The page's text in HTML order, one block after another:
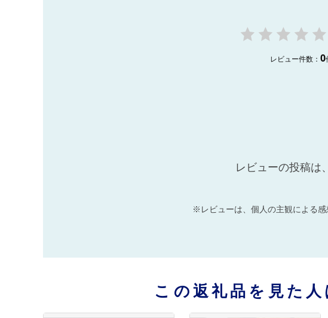
レビュー件数： 0
レビューの投稿は
※レビューは、個人の主観による感
この返礼品を見た